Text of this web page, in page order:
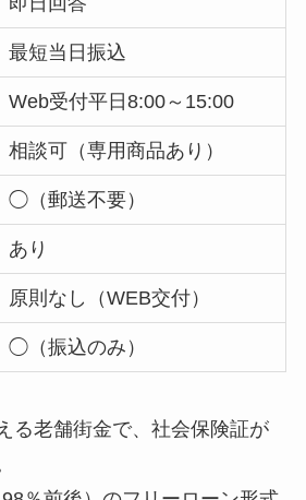
最短当日振込
Web受付平日8:00～15:00
相談可（専用商品あり）
◯（郵送不要）
あり
原則なし（WEB交付）
◯（振込のみ）
る老舗街金で、社会保険証が